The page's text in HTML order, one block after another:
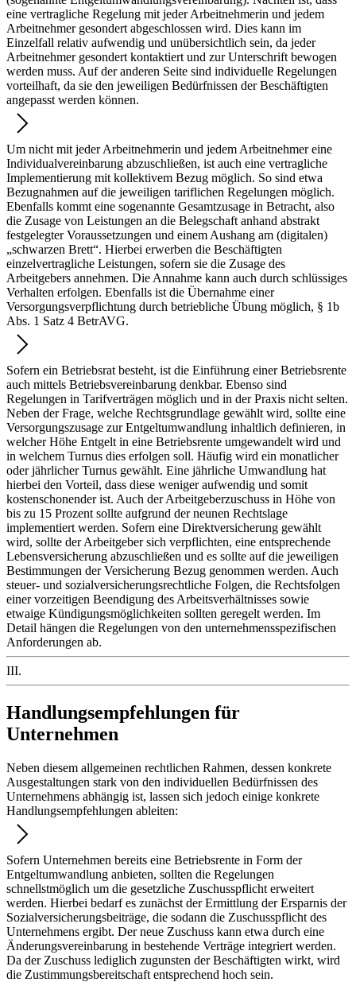
eine vertragliche Regelung mit jeder Arbeitnehmerin und jedem
Arbeitnehmer gesondert abgeschlossen wird. Dies kann im
Einzelfall relativ aufwendig und unübersichtlich sein, da jeder
Arbeitnehmer gesondert kontaktiert und zur Unterschrift bewogen
werden muss. Auf der anderen Seite sind individuelle Regelungen
vorteilhaft, da sie den jeweiligen Bedürfnissen der Beschäftigten
angepasst werden können.
Um nicht mit jeder Arbeitnehmerin und jedem Arbeitnehmer eine
Individualvereinbarung abzuschließen, ist auch eine vertragliche
Implementierung mit kollektivem Bezug möglich. So sind etwa
Bezugnahmen auf die jeweiligen tariflichen Regelungen möglich.
Ebenfalls kommt eine sogenannte Gesamtzusage in Betracht, also
die Zusage von Leistungen an die Belegschaft anhand abstrakt
festgelegter Voraussetzungen und einem Aushang am (digitalen)
„schwarzen Brett“. Hierbei erwerben die Beschäftigten
einzelvertragliche Leistungen, sofern sie die Zusage des
Arbeitgebers annehmen. Die Annahme kann auch durch schlüssiges
Verhalten erfolgen. Ebenfalls ist die Übernahme einer
Versorgungsverpflichtung durch betriebliche Übung möglich, § 1b
Abs. 1 Satz 4 BetrAVG.
Sofern ein Betriebsrat besteht, ist die Einführung einer Betriebsrente
auch mittels Betriebsvereinbarung denkbar. Ebenso sind
Regelungen in Tarifverträgen möglich und in der Praxis nicht selten.
Neben der Frage, welche Rechtsgrundlage gewählt wird, sollte eine
Versorgungszusage zur Entgeltumwandlung inhaltlich definieren, in
welcher Höhe Entgelt in eine Betriebsrente umgewandelt wird und
in welchem Turnus dies erfolgen soll. Häufig wird ein monatlicher
oder jährlicher Turnus gewählt. Eine jährliche Umwandlung hat
hierbei den Vorteil, dass diese weniger aufwendig und somit
kostenschonender ist. Auch der Arbeitgeberzuschuss in Höhe von
bis zu 15 Prozent sollte aufgrund der neunen Rechtslage
implementiert werden. Sofern eine Direktversicherung gewählt
wird, sollte der Arbeitgeber sich verpflichten, eine entsprechende
Lebensversicherung abzuschließen und es sollte auf die jeweiligen
Bestimmungen der Versicherung Bezug genommen werden. Auch
steuer- und sozialversicherungsrechtliche Folgen, die Rechtsfolgen
einer vorzeitigen Beendigung des Arbeitsverhältnisses sowie
etwaige Kündigungsmöglichkeiten sollten geregelt werden. Im
Detail hängen die Regelungen von den unternehmensspezifischen
Anforderungen ab.
III.
Handlungsempfehlungen für
Unternehmen
Neben diesem allgemeinen rechtlichen Rahmen, dessen konkrete
Ausgestaltungen stark von den individuellen Bedürfnissen des
Unternehmens abhängig ist, lassen sich jedoch einige konkrete
Handlungsempfehlungen ableiten:
Sofern Unternehmen bereits eine Betriebsrente in Form der
Entgeltumwandlung anbieten, sollten die Regelungen
schnellstmöglich um die gesetzliche Zuschusspflicht erweitert
werden. Hierbei bedarf es zunächst der Ermittlung der Ersparnis der
Sozialversicherungsbeiträge, die sodann die Zuschusspflicht des
Unternehmens ergibt. Der neue Zuschuss kann etwa durch eine
Änderungsvereinbarung in bestehende Verträge integriert werden.
Da der Zuschuss lediglich zugunsten der Beschäftigten wirkt, wird
die Zustimmungsbereitschaft entsprechend hoch sein.